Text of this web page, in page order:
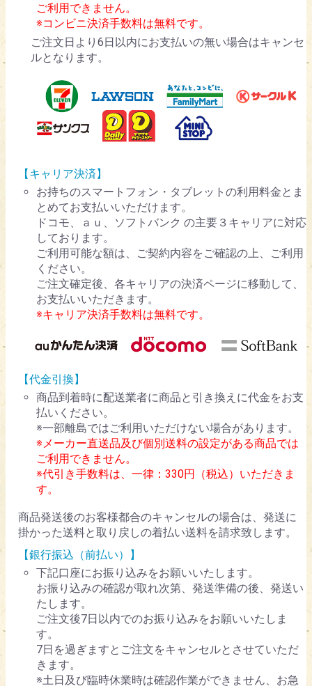
ご利用できません。
※コンビニ決済手数料は無料です。
ご注文日より6日以内にお支払いの無い場合はキャンセ
ルとなります。
【キャリア決済】
お持ちのスマートフォン・タブレットの利用料金とま
とめてお支払いいただけます。
ドコモ、ａｕ、ソフトバンク の主要３キャリアに対応
しております。
ご利用可能な額は、ご契約内容をご確認の上、ご利用
ください。
ご注文確定後、各キャリアの決済ページに移動して、
お支払いいただきます。
※キャリア決済手数料は無料です。
【代金引換】
商品到着時に配送業者に商品と引き換えに代金をお支
払いください。
※一部離島ではご利用いただけない場合があります。
※メーカー直送品及び個別送料の設定がある商品では
ご利用できません。
※代引き手数料は、一律：330円（税込）いただきま
す。
商品発送後のお客様都合のキャンセルの場合は、発送に
掛かった送料と取り戻しの着払い送料を請求致します。
【銀行振込（前払い）】
下記口座にお振り込みをお願いいたします。
お振り込みの確認が取れ次第、発送準備の後、発送い
たします。
ご注文後7日以内でのお振り込みをお願いいたしま
す。
7日を過ぎますとご注文をキャンセルとさせていただ
きます。
※土日及び臨時休業時は確認作業ができません、お急